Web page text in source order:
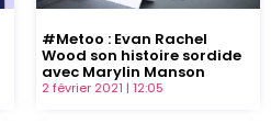
#Metoo : Evan Rachel
Wood son histoire sordide
avec Marylin Manson
2 février 2021 12:05